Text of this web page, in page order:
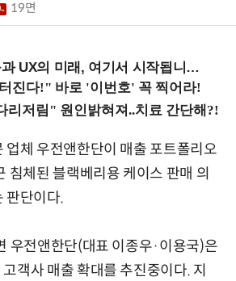
19면
미래, 여기서 시작됩니다! (9/2 강남역)
업체 우전앤한단이 매출 포트폴리오
침체된 블랙베리용 케이스 판매 의
판단이다.
우전앤한단(대표 이종우·이용국)은
객사 매출 확대를 추진중이다. 지